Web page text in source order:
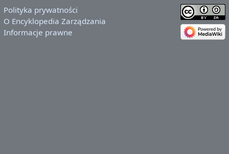
Polityka prywatności
O Encyklopedia Zarządzania
Informacje prawne